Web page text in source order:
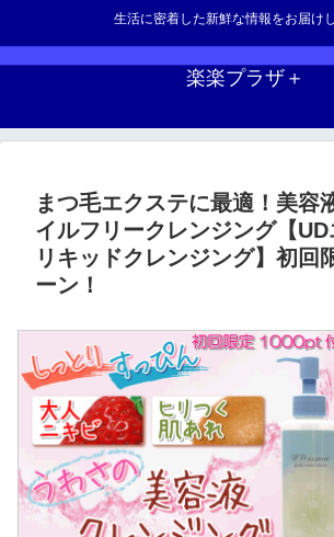
生活に密着した新鮮な情報をお届けし
楽楽プラザ＋
まつ毛エクステに最適！美容
イルフリークレンジング【UD
リキッドクレンジング】初回
ーン！